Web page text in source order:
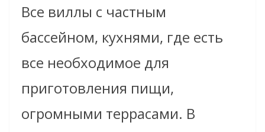
Все виллы с частным
бассейном, кухнями, где есть
все необходимое для
приготовления пищи,
огромными террасами. В